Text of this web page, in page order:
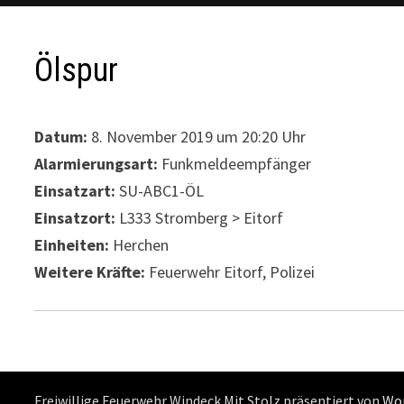
Ölspur
Datum: 8. November 2019 um 20:20 Uhr
Alarmierungsart: Funkmeldeempfänger
Einsatzart: SU-ABC1-ÖL
Einsatzort: L333 Stromberg > Eitorf
Einheiten: Herchen
Weitere Kräfte: Feuerwehr Eitorf, Polizei
Freiwillige Feuerwehr Windeck Mit Stolz präsentiert von